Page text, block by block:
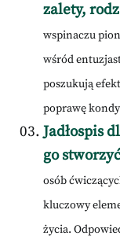
zalety,
wspinaczu
wśród
poszukują
poprawę
Jadłospis
go
osób
kluczowy
życia.